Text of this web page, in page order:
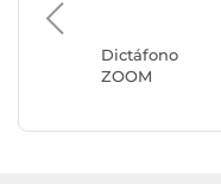
Dictáfono
ZOOM